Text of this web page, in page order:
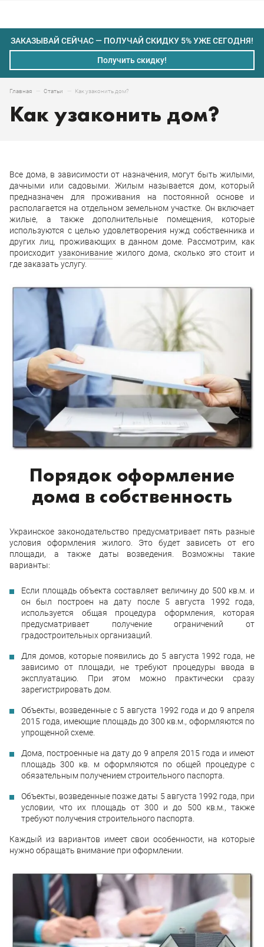
ЗАКАЗЫВАЙ СЕЙЧАС — ПОЛУЧАЙ СКИДКУ 5% УЖЕ СЕГОДНЯ!
Получить скидку!
Главная Статьи Как узаконить дом?
Как узаконить дом?
Все дома, в зависимости от назначения, могут быть жилыми,
дачными или садовыми. Жилым называется дом, который
предназначен для проживания на постоянной основе и
располагается на отдельном земельном участке. Он включает
жилые, а также дополнительные помещения, которые
используются с целью удовлетворения нужд собственника и
других лиц, проживающих в данном доме. Рассмотрим, как
происходит узаконивание жилого дома, сколько это стоит и
где заказать услугу.
Порядок оформление
дома в собственность
Украинское законодательство предусматривает пять разные
условия оформления жилого. Это будет зависеть от его
площади, а также даты возведения. Возможны такие
варианты:
Если площадь объекта составляет величину до 500 кв.м. и
он был построен на дату после 5 августа 1992 года,
используется общая процедура оформления, которая
предусматривает получение ограничений от
градостроительных организаций.
Для домов, которые появились до 5 августа 1992 года, не
зависимо от площади, не требуют процедуры ввода в
эксплуатацию. При этом можно практически сразу
зарегистрировать дом.
Объекты, возведенные с 5 августа 1992 года и до 9 апреля
2015 года, имеющие площадь до 300 кв.м., оформляются по
упрощенной схеме.
Дома, построенные на дату до 9 апреля 2015 года и имеют
площадь 300 кв. м оформляются по общей процедуре с
обязательным получением строительного паспорта.
Объекты, возведенные позже даты 5 августа 1992 года, при
условии, что их площадь от 300 и до 500 кв.м., также
требуют получения строительного паспорта.
Каждый из вариантов имеет свои особенности, на которые
нужно обращать внимание при оформлении.